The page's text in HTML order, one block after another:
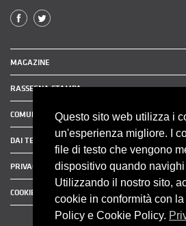
MAGAZINE
RASSEGNA STAMPA
COMUNICATI STAMPA
DAI TERRITORI
PRIVACY POLICY
COOKIE POLICY
Questo sito web utilizza i
un'esperienza migliore. I
file di testo che vengono
dispositivo quando
Utilizzando il nostro sito,
cookie in conformità con
Policy e Cookie Policy.